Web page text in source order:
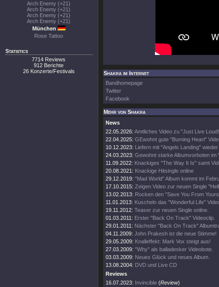
Arch Enemy (+21)
Arch Enemy (+21)
Arch Enemy (+21)
Arch Enemy (+21)
München
Rose Tattoo
Statistics
7714 Reviews
912 Berichte
26 Konzerte/Festivals
Shakra im Internet
Bandhomepage
Twitter
Facebook
Mehr von Shakra
News
22.05.2026: Amtliches Video zu "Just Live
22.04.2025: GEwohnt gute "Burning Heart"
10.12.2023: Liefern mit "Angels Landing"
24.03.2023: Gewohnt starke Albumvorboten im
11.09.2022: Knackiges "The Way It Is" samt
20.08.2021: Knackige Hitsingle online
29.12.2019: "Mad World" Album kommt im
17.10.2015: Zeigen Video zur neuen Single
13.02.2013: Rocken den "Save You From
11.01.2013: Kuscheln das "Wonderful Life"
19.11.2012: Teaser zur neuen Single online.
01.03.2011: Erster "Back On Track" Videoclip.
29.01.2011: Nächster "Back On Track"
04.11.2009: John Prakesh ist die neue Stimme!
29.05.2009: Knalleffekt: Mark Vox steigt aus!
27.03.2009: "Why" als balladesker Videobote.
03.03.2009: Neues Glück und neues Album.
13.08.2004: DVD und Live CD
Reviews
16.07.2023: Invincible (Review)